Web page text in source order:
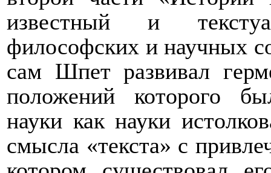
известный и
философских и научных
сам Шпет развивал
положений которого
науки как науки
смысла «текста» с